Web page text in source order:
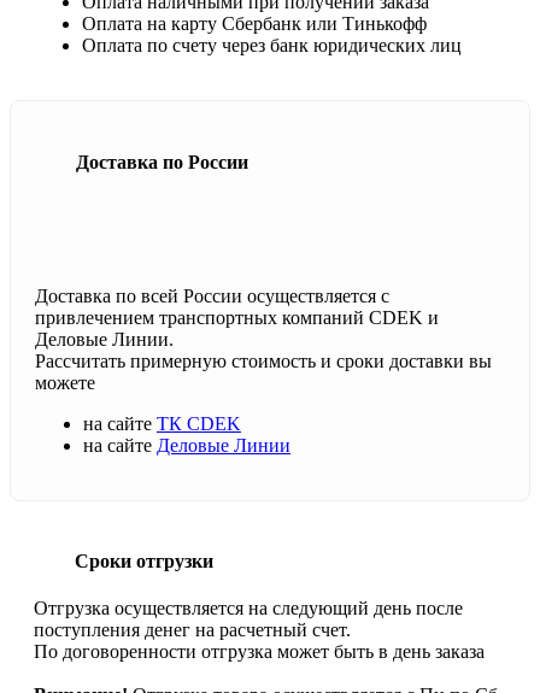
Оплата на карту Сбербанк или Тинькофф
Оплата по счету через банк юридических лиц
Доставка по России
Доставка по всей России осуществляется с
привлечением транспортных компаний CDEK и
Деловые Линии.
Рассчитать примерную стоимость и сроки доставки вы
можете
на сайте ТК CDEK
на сайте Деловые Линии
Сроки отгрузки
Отгрузка осуществляется на следующий день после
поступления денег на расчетный счет.
По договоренности отгрузка может быть в день заказа